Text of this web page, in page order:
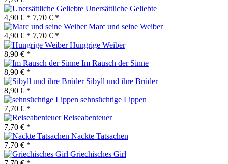
Unersättliche Geliebte
4,90 € * 7,70 € *
Marc und seine Weiber
4,90 € * 7,70 € *
Hungrige Weiber
8,90 € *
Im Rausch der Sinne
8,90 € *
Sibyll und ihre Brüder
8,90 € *
sehnsüchtige Lippen
7,70 € *
Reiseabenteuer
7,70 € *
Nackte Tatsachen
7,70 € *
Griechisches Girl